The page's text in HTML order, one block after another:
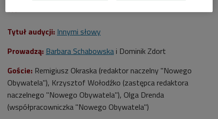
***
Tytuł audycji: Innymi słowy
Prowadzą: Barbara Schabowska i Dominik Zdort
Goście: Remigiusz Okraska (redaktor naczelny "Nowego
Obywatela"), Krzysztof Wołodźko (zastępca redaktora
naczelnego "Nowego Obywatela"), Olga Drenda
(współpracowniczka "Nowego Obywatela")